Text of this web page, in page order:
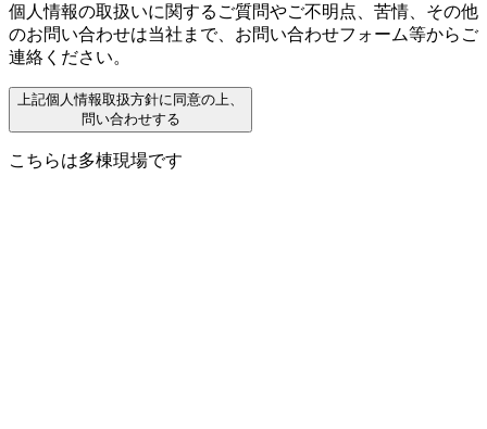
個人情報の取扱いに関するご質問やご不明点、苦情、その他
のお問い合わせは当社まで、お問い合わせフォーム等からご
連絡ください。
上記個人情報取扱方針に同意の上、
問い合わせする
こちらは多棟現場です